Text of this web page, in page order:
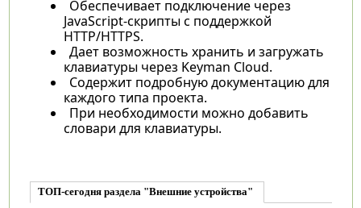
Обеспечивает подключение через
JavaScript-скрипты с поддержкой
HTTP/HTTPS.
Дает возможность хранить и загружать
клавиатуры через Keyman Cloud.
Содержит подробную документацию для
каждого типа проекта.
При необходимости можно добавить
словари для клавиатуры.
ТОП-сегодня раздела "Внешние устройства"